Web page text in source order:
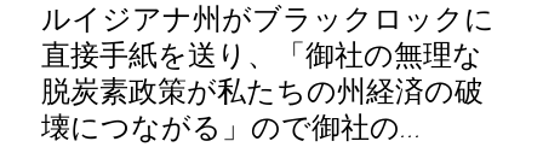
ルイジアナ州がブラックロックに
直接手紙を送り、「御社の無理な
脱炭素政策が私たちの州経済の破
壊につながる」ので御社の...